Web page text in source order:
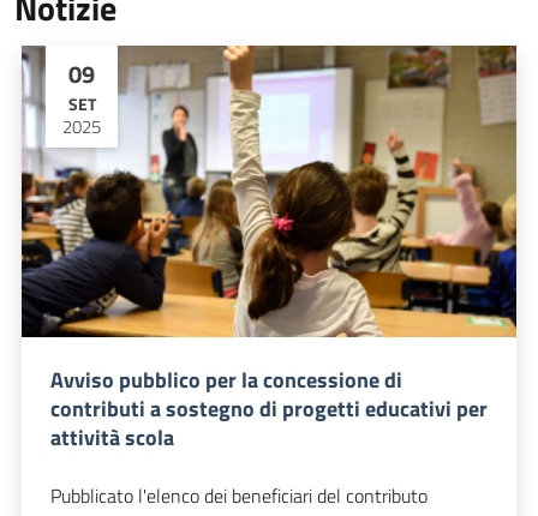
09
SET
2025
Avviso pubblico per la concessione di
contributi a sostegno di progetti educativi per
attività scola
Pubblicato l'elenco dei beneficiari del contributo